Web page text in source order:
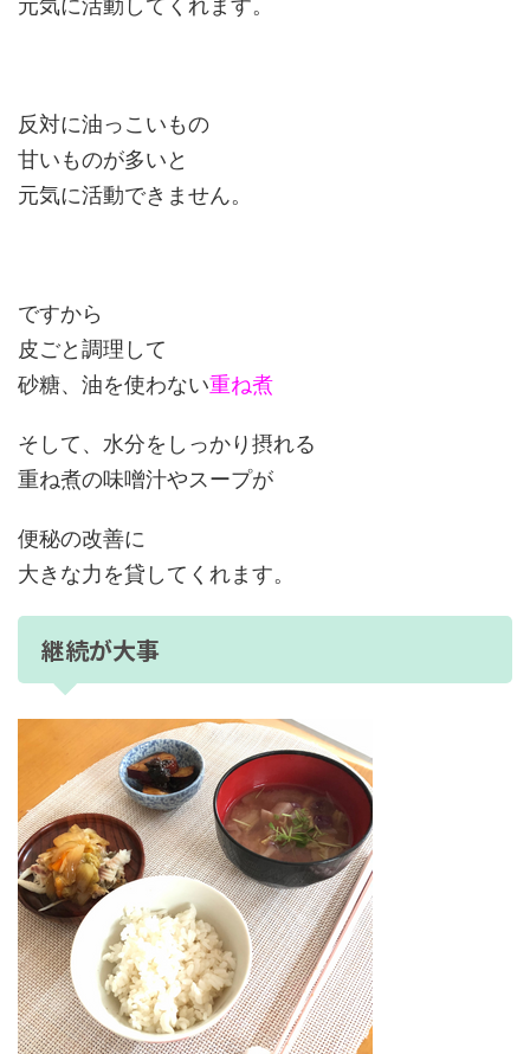
元気に活動してくれます。
反対に油っこいもの
甘いものが多いと
元気に活動できません。
ですから
皮ごと調理して
砂糖、油を使わない重ね煮
そして、水分をしっかり摂れる
重ね煮の味噌汁やスープが
便秘の改善に
大きな力を貸してくれます。
継続が大事